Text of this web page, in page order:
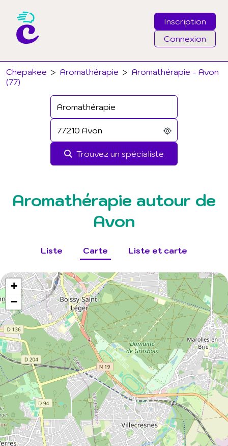
Inscription
Connexion
Chepakee > Aromathérapie > Aromathérapie - Avon
(77)
Trouvez un spécialiste
Email
Mot de passe
J'ai oublié mon mot de passe
Connexion
Aromathérapie autour de
Avon
Liste Carte Liste et carte
+
−